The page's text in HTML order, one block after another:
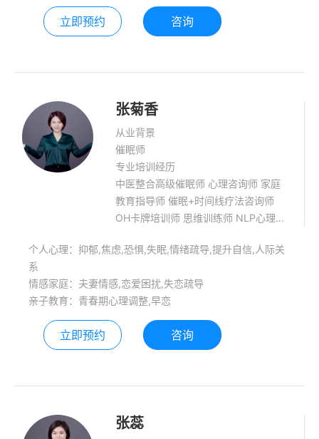
为,青春期心理调整,逆反,考试焦虑,学习
动力,考前心理调整,早恋,人际障碍,专注
立即预约 咨询
张菊香
从业背景
催眠师
专业培训经历
中医整合高级催眠师 心理咨询师 家庭
教育指导师 催眠+时间线疗法咨询师
OH卡牌培训师 思维训练师 NLP心理实
个人心理：抑郁,焦虑,恐惧,失眠,情绪疏导,提升自信,人际关
系
情感家庭：夫妻情感,恋爱困扰,失恋疏导
亲子教育：青春期心理调整,早恋
立即预约 咨询
张蕊